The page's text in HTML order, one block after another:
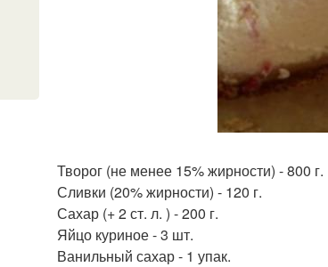
Творог (не менее 15% жирности) - 800 г.
Сливки (20% жирности) - 120 г.
Сахар (+ 2 ст. л. ) - 200 г.
Яйцо куриное - 3 шт.
Ванильный сахар - 1 упак.